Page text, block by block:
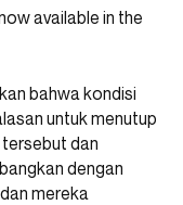
bahwa kondisi
untuk menutup
dan
dengan
mereka